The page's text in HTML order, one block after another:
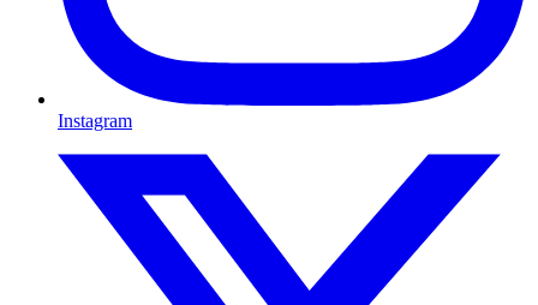
Instagram